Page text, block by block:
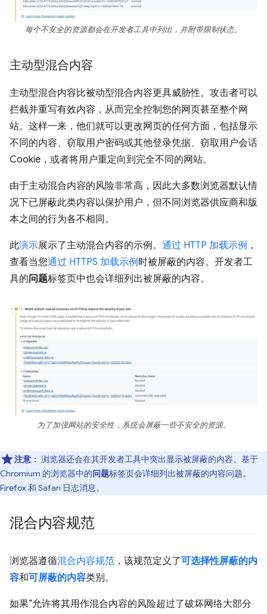
每个不安全的资源都会在开发者工具中列出，并附带限制状态。
主动型混合内容
主动型混合内容比被动型混合内容更具威胁性。攻击者可以
拦截并重写有效内容，从而完全控制您的网页甚至整个网
站。这样一来，他们就可以更改网页的任何方面，包括显示
不同的内容、窃取用户密码或其他登录凭据、窃取用户会话
Cookie，或者将用户重定向到完全不同的网站。
由于主动混合内容的风险非常高，因此大多数浏览器默认情
况下已屏蔽此类内容以保护用户，但不同浏览器供应商和版
本之间的行为各不相同。
此演示展示了主动混合内容的示例。 通过 HTTP 加载示例 ，
查看当您通过 HTTPS 加载示例时被屏蔽的内容。开发者工
具的问题标签页中也会详细列出被屏蔽的内容。
为了加强网站的安全性，系统会屏蔽一些不安全的资源。
注意 ： 浏览器还会在其开发者工具中突出显示被屏蔽的内容。基于
Chromium 的浏览器中的问题标签页会详细列出被屏蔽的内容问题。
Firefox 和 Safari 日志消息。
混合内容规范
浏览器遵循混合内容规范 ，该规范定义了可选择性屏蔽的内
容和可屏蔽的内容类别。
如果“允许将其用作混合内容的风险超过了破坏网络大部分